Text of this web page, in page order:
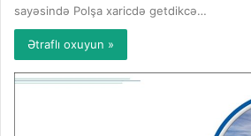
sayəsində Polşa xaricdə getdikcə…
Ətraflı oxuyun »